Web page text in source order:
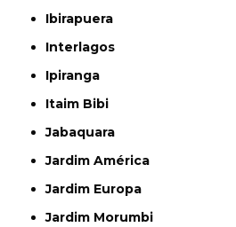
Ibirapuera
Interlagos
Ipiranga
Itaim Bibi
Jabaquara
Jardim América
Jardim Europa
Jardim Morumbi